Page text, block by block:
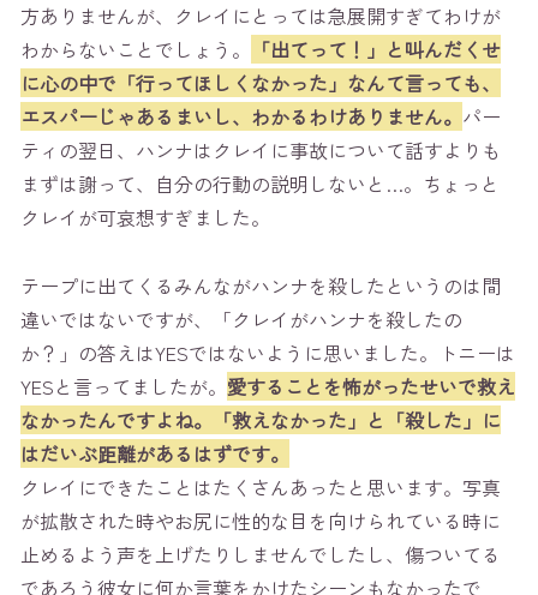
方ありませんが、クレイにとっては急展開すぎてわけが
わからないことでしょう。
「出てって！」と叫んだくせ
に心の中で「行ってほしくなかった」なんて言っても、
エスパーじゃあるまいし、わかるわけありません。 パー
ティの翌日、ハンナはクレイに事故について話すよりも
まずは謝って、自分の行動の説明しないと…。ちょっと
クレイが可哀想すぎました。
テープに出てくるみんながハンナを殺したというのは間
違いではないですが、「クレイがハンナを殺したの
か？」の答えはYESではないように思いました。トニーは
YESと言ってましたが。 愛することを怖がったせいで救え
なかったんですよね。「救えなかった」と「殺した」に
はだいぶ距離があるはずです。
クレイにできたことはたくさんあったと思います。写真
が拡散された時やお尻に性的な目を向けられている時に
止めるよう声を上げたりしませんでしたし、傷ついてる
であろう彼女に何か言葉をかけたシーンもなかったで